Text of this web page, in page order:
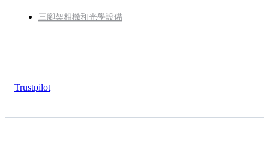
三腳架相機和光學設備
Trustpilot